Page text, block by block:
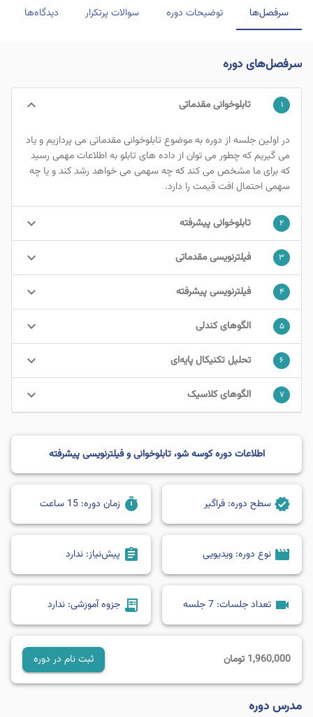
سرفصل‌ها توضیحات دوره سوالات پرتکرار دیدگاه‌ها
سرفصل‌های دوره
۱ تابلوخوانی مقدماتی keyboard_arrow_down
در اولین جلسه از دوره به موضوع تابلوخوانی مقدماتی می پردازیم و یاد
می گیریم که چطور می توان از داده های تابلو به اطلاعات مهمی رسید
که برای ما مشخص می کند که چه سهمی می خواهد رشد کند و یا چه
سهمی احتمال افت قیمت را دارد.
۲ تابلوخوانی پیشرفته keyboard_arrow_down
۳ فیلترنویسی مقدماتی keyboard_arrow_down
۴ فیلترنویسی پیشرفته keyboard_arrow_down
۵ الگوهای کندلی keyboard_arrow_down
۶ تحلیل تکنیکال پایه‌ای keyboard_arrow_down
۷ الگوهای کلاسیک keyboard_arrow_down
اطلاعات دوره کوسه شو، تابلوخوانی و فیلترنویسی پیشرفته
verified سطح دوره: فراگیر timer زمان دوره: 15 ساعت
movie نوع دوره: ویدیویی assignment پیش‌نیاز: ندارد
videocam تعداد جلسات: 7 جلسه receipt_long جزوه آموزشی: ندارد
1,960,000 تومان ثبت نام در دوره
مدرس دوره